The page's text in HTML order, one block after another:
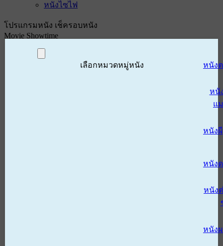
หนังไซไฟ
โปรแกรมหนัง เช็ครอบหนัง
Movie Showtime
เลือกหมวดหมู่หนัง หนัง
หนั
แ
หนังผี
หนัง
หนัง
หนัง